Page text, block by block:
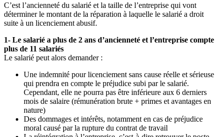
C’est l’ancienneté du salarié et la taille de l’entreprise qui vont
déterminer le montant de la réparation à laquelle le salarié a droit
suite à un licenciement abusif.
1- Le salarié a plus de 2 ans d’ancienneté et l’entreprise compte
plus de 11 salariés
Le salarié peut alors demander :
Une indemnité pour licenciement sans cause réelle et sérieuse
qui prendra en compte le préjudice subi par le salarié.
Cependant, elle ne pourra pas être inférieure aux 6 derniers
mois de salaire (rémunération brute + primes et avantages en
nature)
Des dommages et intérêts, notamment en cas de préjudice
moral causé par la rupture du contrat de travail